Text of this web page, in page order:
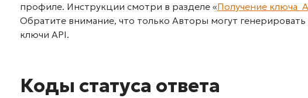
профиле. Инструкции смотри в разделе «Получение ключа
Обратите внимание, что только Авторы могут генерировать
ключи API.
Коды статуса ответа